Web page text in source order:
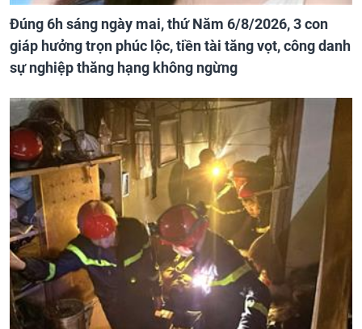
Đúng 6h sáng ngày mai, thứ Năm 6/8/2026, 3 con
giáp hưởng trọn phúc lộc, tiền tài tăng vọt, công danh
sự nghiệp thăng hạng không ngừng